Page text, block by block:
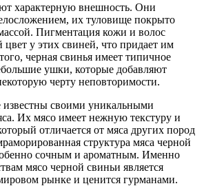
характерную внешность. Они
их туловище покрыто
Пигментация кожи и волос
цвет у этих свиней, что придает им
черная свинья имеет типичное
ушки, которые добавляют
черту неповторимости.
известны своими уникальными
Их мясо имеет нежную текстуру и
отличается от мяса других пород
структура мяса черной
сочным и ароматным. Именно
мясо черной свиньи является
рынке и ценится гурманами.